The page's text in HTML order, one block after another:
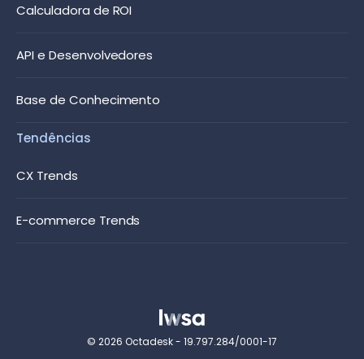
Calculadora de ROI
API e Desenvolvedores
Base de Conhecimento
Tendências
CX Trends
E-commerce Trends
© 2026 Octadesk - 19.797.284/0001-17